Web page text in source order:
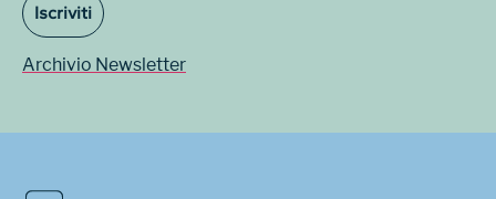
Iscriviti
Archivio Newsletter